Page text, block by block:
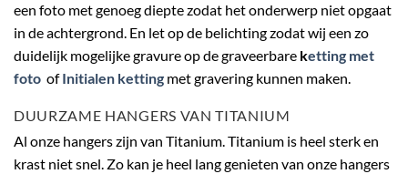
een foto met genoeg diepte zodat het onderwerp niet opgaat
in de achtergrond. En let op de belichting zodat wij een zo
duidelijk mogelijke gravure op de graveerbare ketting met
foto of Initialen ketting met gravering kunnen maken.
DUURZAME HANGERS VAN TITANIUM
Al onze hangers zijn van Titanium. Titanium is heel sterk en
krast niet snel. Zo kan je heel lang genieten van onze hangers